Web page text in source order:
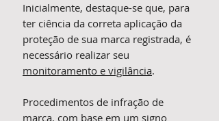
Inicialmente, destaque-se que, para
ter ciência da correta aplicação da
proteção de sua marca registrada, é
necessário realizar seu
monitoramento e vigilância.
Procedimentos de infração de
marca, com base em um signo